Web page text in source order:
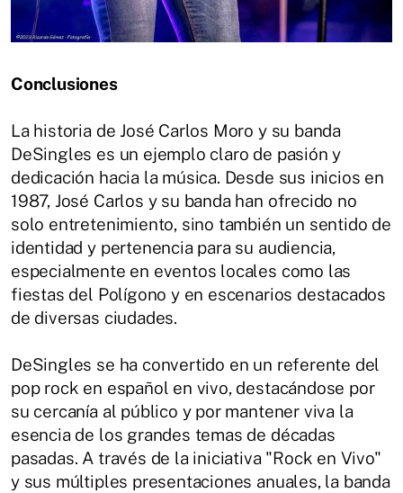
Conclusiones
La historia de José Carlos Moro y su banda
DeSingles es un ejemplo claro de pasión y
dedicación hacia la música. Desde sus inicios en
1987, José Carlos y su banda han ofrecido no
solo entretenimiento, sino también un sentido de
identidad y pertenencia para su audiencia,
especialmente en eventos locales como las
fiestas del Polígono y en escenarios destacados
de diversas ciudades.
DeSingles se ha convertido en un referente del
pop rock en español en vivo, destacándose por
su cercanía al público y por mantener viva la
esencia de los grandes temas de décadas
pasadas. A través de la iniciativa "Rock en Vivo"
y sus múltiples presentaciones anuales, la banda